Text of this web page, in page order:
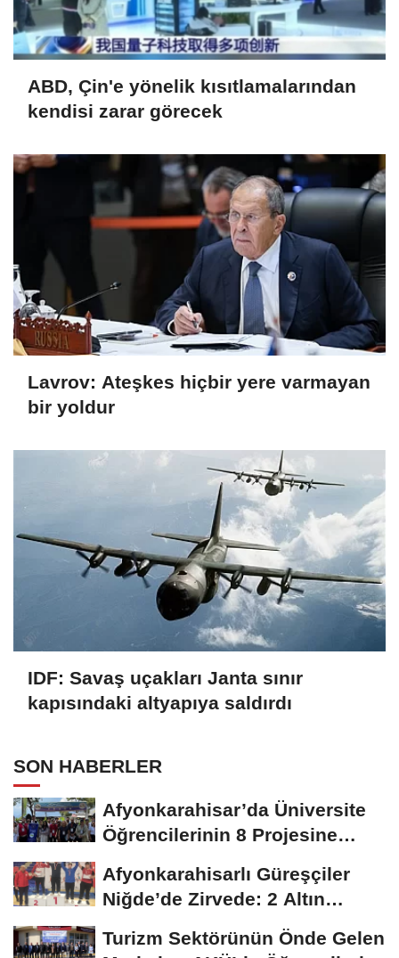
ABD, Çin'e yönelik kısıtlamalarından
kendisi zarar görecek
Lavrov: Ateşkes hiçbir yere varmayan
bir yoldur
IDF: Savaş uçakları Janta sınır
kapısındaki altyapıya saldırdı
SON HABERLER
Afyonkarahisar’da Üniversite
Öğrencilerinin 8 Projesine
Afyonkarahisarlı Güreşçiler
Niğde’de Zirvede: 2 Altın
Turizm Sektörünün Önde Gelen